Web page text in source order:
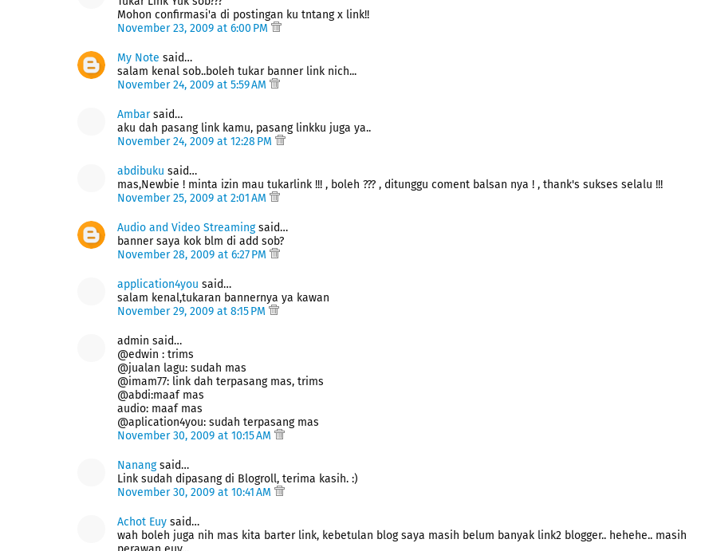
Mohon confirmasi'a di postingan ku tntang x link!!
November 23, 2009 at 6:00 PM
My Note said…
salam kenal sob..boleh tukar banner link nich...
November 24, 2009 at 5:59 AM
Ambarsaid…
aku dah pasang link kamu, pasang linkku juga ya..
November 24, 2009 at 12:28 PM
abdibuku said…
mas,Newbie ! minta izin mau tukarlink !!! , boleh ??? , ditunggu coment balsan nya ! , thank's sukses selalu !!!
November 25, 2009 at 2:01 AM
Audio and Video Streamingsaid…
banner saya kok blm di add sob?
November 28, 2009 at 6:27 PM
application4you said…
salam kenal,tukaran bannernya ya kawan
November 29, 2009 at 8:15 PM
admin said…
@edwin : trims
@jualan lagu: sudah mas
@imam77: link dah terpasang mas, trims
@abdi:maaf mas
audio: maaf mas
@aplication4you: sudah terpasang mas
November 30, 2009 at 10:15 AM
Nanangsaid…
Link sudah dipasang di Blogroll, terima kasih. :)
November 30, 2009 at 10:41 AM
Achot Euy said…
wah boleh juga nih mas kita barter link, kebetulan blog saya masih belum banyak link2 blogger.. hehehe.. masih